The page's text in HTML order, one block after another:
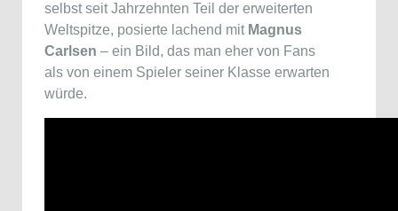
selbst seit Jahrzehnten Teil der erweiterten
Weltspitze, posierte lachend mit Magnus
Carlsen – ein Bild, das man eher von Fans
als von einem Spieler seiner Klasse erwarten
würde.